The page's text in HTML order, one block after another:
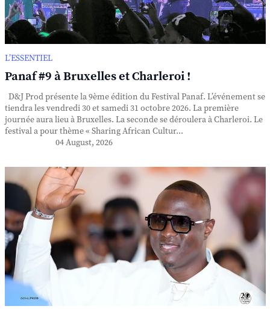
L’ESSENTIEL
Panaf #9 à Bruxelles et Charleroi !
D&J Prod présente la 9ème édition du Festival Panaf. L’événement se
tiendra les vendredi 30 et samedi 31 octobre 2026. La première
journée aura lieu à Bruxelles. La seconde se déroulera à Charleroi. Le
festival a pour thème « Sharing African Cultur...
04 August, 2026